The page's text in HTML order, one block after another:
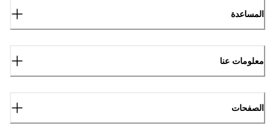
المساعدة
معلومات عنا
الصفحات